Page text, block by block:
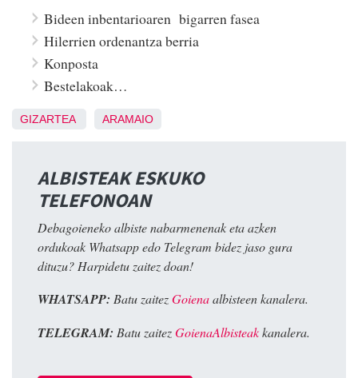
Bideen inbentarioaren bigarren fasea
Hilerrien ordenantza berria
Konposta
Bestelakoak…
GIZARTEA ARAMAIO
ALBISTEAK ESKUKO
TELEFONOAN
Debagoieneko albiste nabarmenenak eta azken
ordukoak Whatsapp edo Telegram bidez jaso gura
dituzu? Harpidetu zaitez doan!
WHATSAPP: Batu zaitezGoienaalbisteen kanalera.
TELEGRAM: Batu zaitezGoienaAlbisteakkanalera.